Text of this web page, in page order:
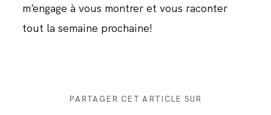
m’engage à vous montrer et vous raconter
tout la semaine prochaine!
PARTAGER CET ARTICLE SUR